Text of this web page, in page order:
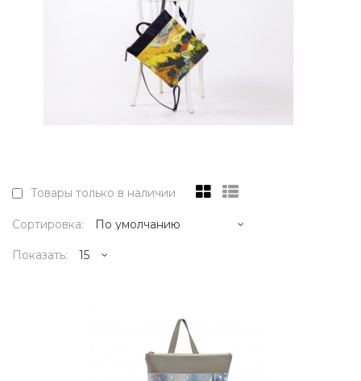
Товары только в наличии
Сортировка:
Показать:
18995р.
Художник Дмитрий Кустанович, живет и